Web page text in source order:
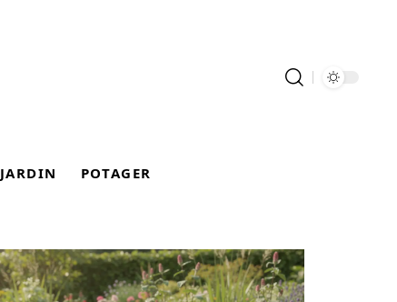
JARDIN POTAGER